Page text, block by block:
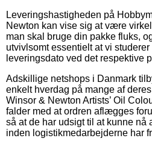
Leveringshastigheden på
Newton kan vise sig at være
man skal bruge din pakke fluks,
utvivlsomt essentielt at vi
leveringsdato ved det respektive
Adskillige netshops i Danmark
enkelt hverdag på mange af
Winsor & Newton Artists’ Oil
falder med at ordren aflægges
så at de har udsigt til at kunne nå
inden logistikmedarbejderne har